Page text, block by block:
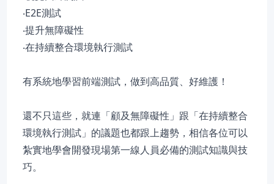
‧E2E測試
‧提升無障礙性
‧在持續整合環境執行測試
有系統地學習前端測試，做到高品質、好維護！
還不只這些，就連「顧及無障礙性」跟「在持續整合
環境執行測試」的議題也都跟上趨勢，相信各位可以
紮實地學會開發現場第一線人員必備的測試知識與技
巧。